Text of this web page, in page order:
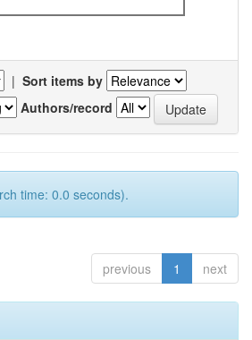
| Sort items by
Authors/record
time: 0.0 seconds).
previous 1 next